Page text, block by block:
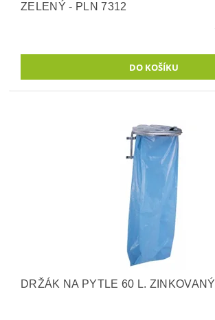
ZELENÝ - PLN 7312
DRŽÁK NA PYTLE 60 L. ZINKOVANÝ